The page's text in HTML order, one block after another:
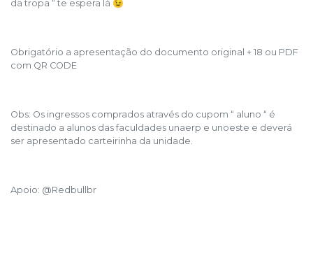
da tropa “ te espera lá 😉
Obrigatório a apresentação do documento original + 18 ou PDF
com QR CODE
Obs: Os ingressos comprados através do cupom “ aluno “ é
destinado a alunos das faculdades unaerp e unoeste e deverá
ser apresentado carteirinha da unidade.
Apoio: @Redbullbr